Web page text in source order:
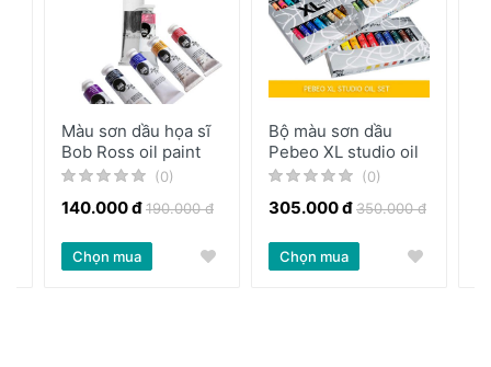
Màu sơn dầu họa sĩ
Bob Ross oil paint
(0)
140.000 đ190.000 đ
Chọn mua
Bộ màu sơn dầu
Pebeo XL studio oil
(0)
305.000 đ350.000 đ
Chọn mua